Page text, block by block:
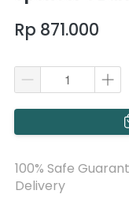
Rp 871.000
`
100% Safe
Delivery